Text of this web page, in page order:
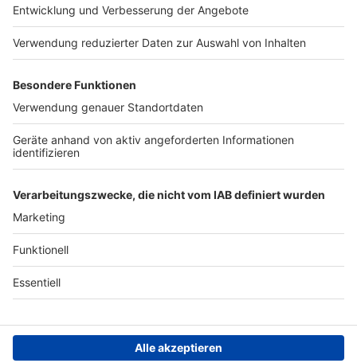
Presse
Werben
Archiv
ANTENNE BAYERN GROUP
Stiftung ANTENNE BAYERN
hilft
Teilnahmebedingungen
Grounding Page ANTENNE
BAYERN
Verkehrs-Hotline
Datenschutz­erklärung
einstellungen